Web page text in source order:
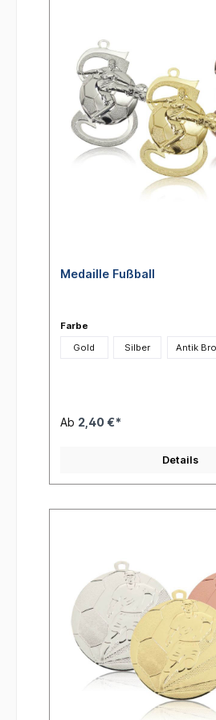
Medaille Fußball
Farbe
Gold
Silber Antik
Ab 2,40 €*
Details